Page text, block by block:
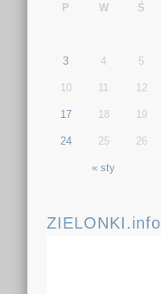
P
W Ś
« sty
3 4 5
10 11 12
17 18 19
24 25 26
ZIELONKI.info